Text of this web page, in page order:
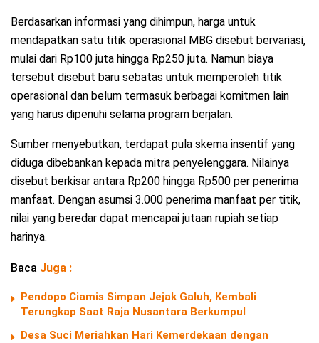
Berdasarkan informasi yang dihimpun, harga untuk
mendapatkan satu titik operasional MBG disebut bervariasi,
mulai dari Rp100 juta hingga Rp250 juta. Namun biaya
tersebut disebut baru sebatas untuk memperoleh titik
operasional dan belum termasuk berbagai komitmen lain
yang harus dipenuhi selama program berjalan.
Sumber menyebutkan, terdapat pula skema insentif yang
diduga dibebankan kepada mitra penyelenggara. Nilainya
disebut berkisar antara Rp200 hingga Rp500 per penerima
manfaat. Dengan asumsi 3.000 penerima manfaat per titik,
nilai yang beredar dapat mencapai jutaan rupiah setiap
harinya.
Baca Juga :
Pendopo Ciamis Simpan Jejak Galuh, Kembali
Terungkap Saat Raja Nusantara Berkumpul
Desa Suci Meriahkan Hari Kemerdekaan dengan